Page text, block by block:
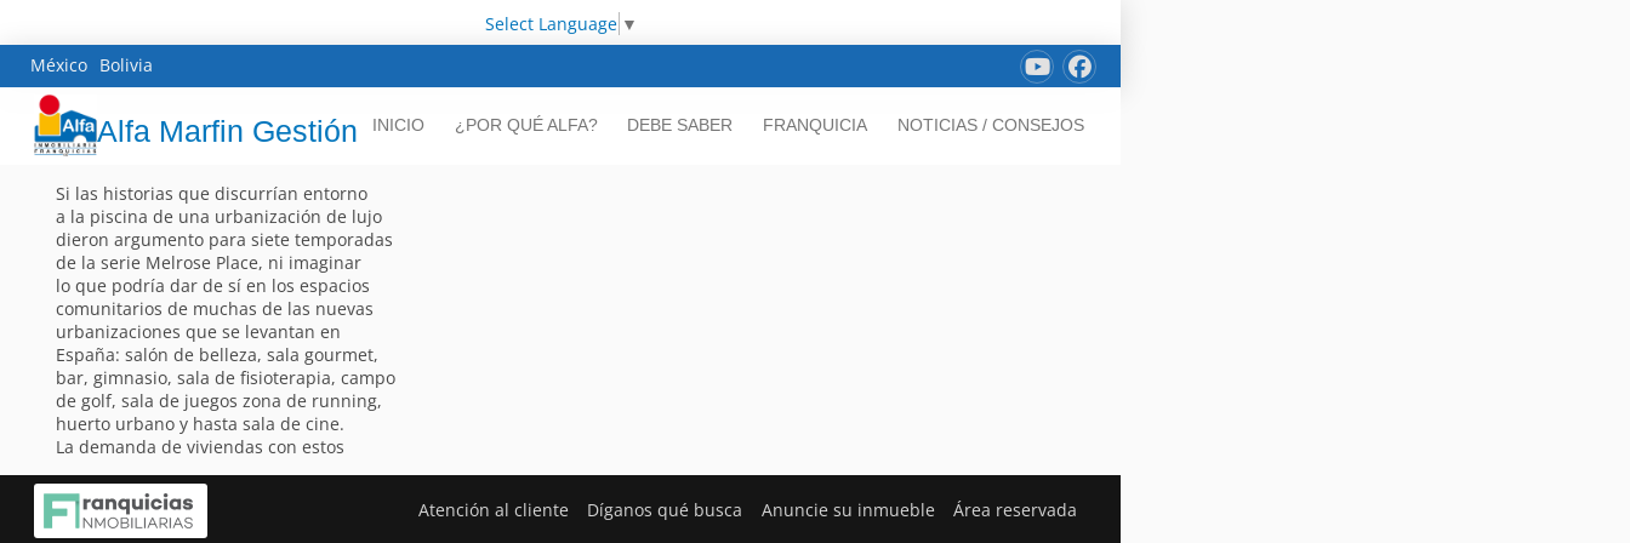
Select Language ▼
México Bolivia
Alfa Marfin Gestión INICIO ¿POR QUÉ ALFA? DEBE SABER FRANQUICIA NOTICIAS / CONSEJOS
Si las historias que discurrían entorno
a la piscina de una urbanización de lujo
dieron argumento para siete temporadas
de la serie Melrose Place, ni imaginar
lo que podría dar de sí en los espacios
comunitarios de muchas de las nuevas
urbanizaciones que se levantan en
España: salón de belleza, sala gourmet,
bar, gimnasio, sala de fisioterapia, campo
de golf, sala de juegos zona de running,
huerto urbano y hasta sala de cine.
La demanda de viviendas con estos
Atención al cliente Díganos qué busca Anuncie su inmueble Área reservada